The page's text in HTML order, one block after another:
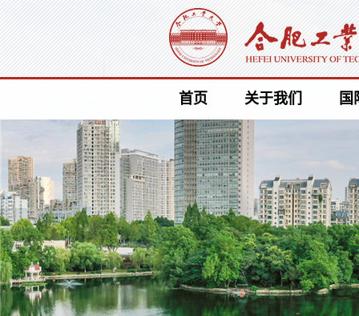
首页 关于我们 国